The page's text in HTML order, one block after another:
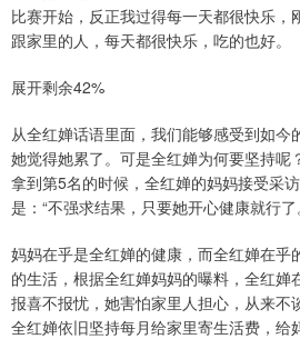
比赛开始，反正我过得每一天都很快乐，
跟家里的人，每天都很快乐，吃的也好。
展开剩余42%
从全红婵话语里面，我们能够感受到如今
她觉得她累了。可是全红婵为何要坚持呢
拿到第5名的时候，全红婵的妈妈接受采
是：“不强求结果，只要她开心健康就行了
妈妈在乎是全红婵的健康，而全红婵在乎
的生活，根据全红婵妈妈的曝料，全红婵
报喜不报忧，她害怕家里人担心，从来不
全红婵依旧坚持每月给家里寄生活费，给